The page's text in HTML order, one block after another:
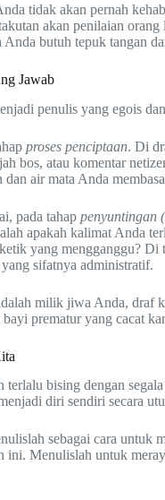
tidak akan pernah
akan penilaian
butuh tepuk tangan
Jawab
penulis yang egois
proses penciptaan. Di
bos, atau komentar
air mata Anda
pada tahap penyuntingan
apakah kalimat Anda
yang mengganggu?
sifatnya administratif.
milik jiwa Anda, draf
prematur yang cacat
terlalu bising dengan
diri sendiri secara
sebagai cara untuk
ini. Menulislah untuk